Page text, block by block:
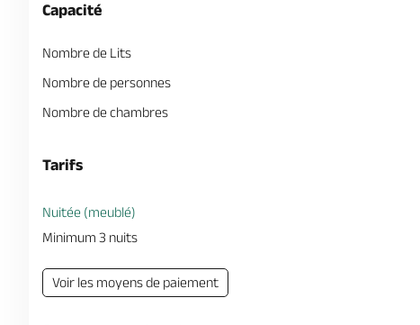
Capacité
Nombre de Lits
Nombre de personnes
Nombre de chambres
Tarifs
Nuitée (meublé)
Minimum 3 nuits
Voir les moyens de paiement